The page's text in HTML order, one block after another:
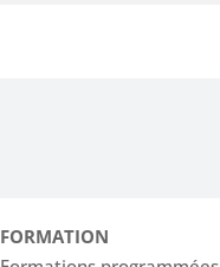
FORMATION